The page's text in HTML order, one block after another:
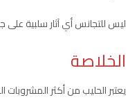
ليس للتجانس أي آثار سلبية على
الخلاصة
يعتبر الحليب من أكثر المشروبات